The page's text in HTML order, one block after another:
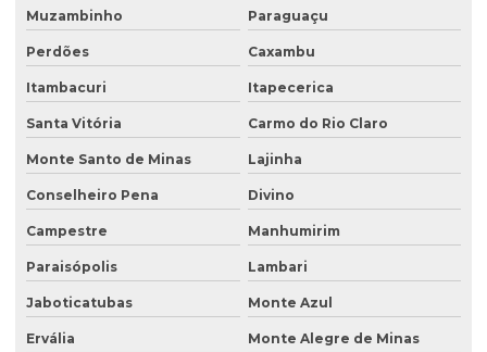
Plano de monitoramento de efluentes
Plano de recuperação de área degradada
Plano de recuperação de área degradada pela mineração
Poço de monitoramento
Poço de monitoramento afogado
Poço de monitoramento de água subterrânea
Poço de monitoramento ambiental
Poço de monitoramento de lençol freático
Muzambinho Paraguaçu
Perdões Caxambu
Itambacuri Itapecerica
Santa Vitória Carmo do Rio Claro
Monte Santo de Minas Lajinha
Conselheiro Pena Divino
Campestre Manhumirim
Paraisópolis Lambari
Jaboticatubas Monte Azul
Ervália Monte Alegre de Minas